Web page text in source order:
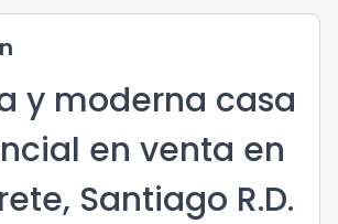
y moderna casa
en venta en
Santiago R.D.